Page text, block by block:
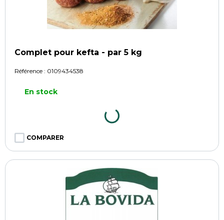
Complet pour kefta - par 5 kg
Référence : 0109434538
En stock
COMPARER